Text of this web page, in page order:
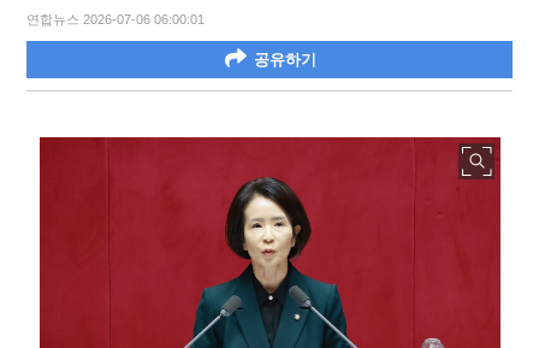
연합뉴스 2026-07-06 06:00:01
공유하기